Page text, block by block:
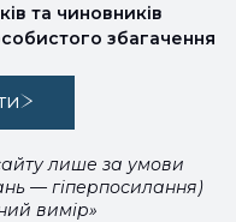
та чиновників
збагачення
лише за умови
— гіперпосилання)
вимір»